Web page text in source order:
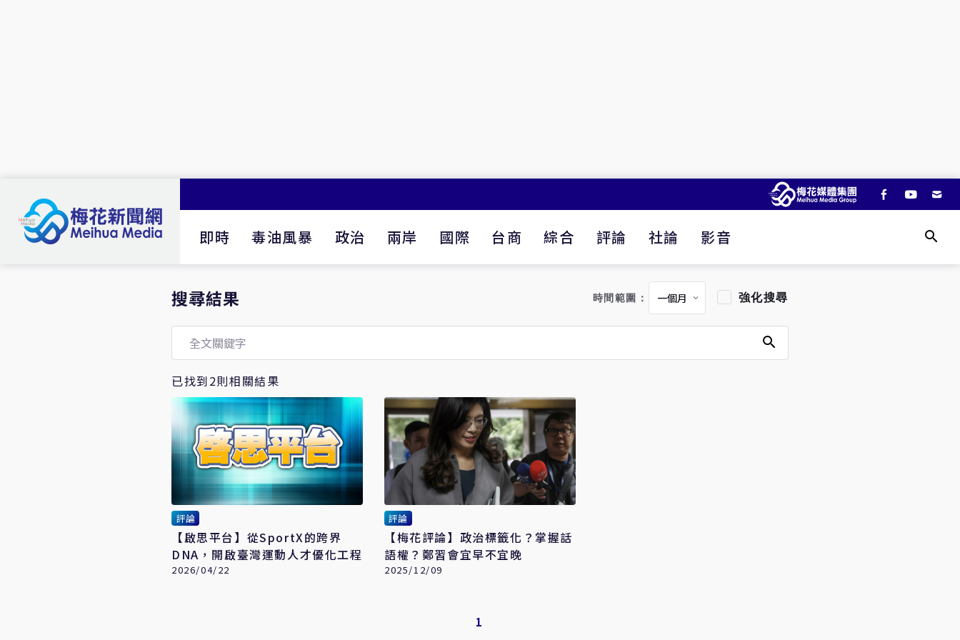
即時 毒油風暴 政治 兩岸 國際 台商 綜合 評論 社論 影音
搜尋結果 時間範圍： 強化搜尋
已找到2則相關結果
評論
【啟思平台】從SportX的跨界
DNA，開啟臺灣運動人才優化工程
2026/04/22
評論
【梅花評論】政治標籤化？掌握話
語權？鄭習會宜早不宜晚
2025/12/09
1